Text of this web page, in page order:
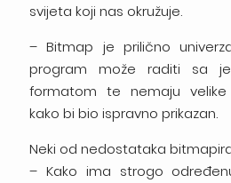
svijeta koji nas okružuje.
– Bitmap je prilično
program može raditi sa
formatom te nemaju velike
kako bi bio ispravno prikazan.
Neki od nedostataka
– Kako ima strogo